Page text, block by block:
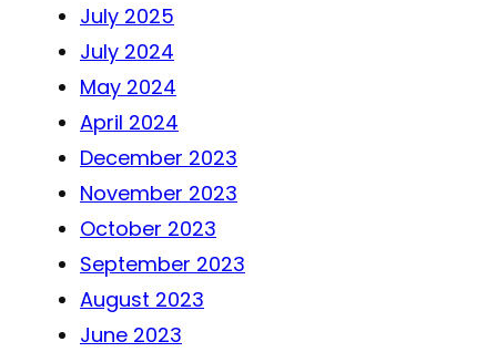
July 2025
July 2024
May 2024
April 2024
December 2023
November 2023
October 2023
September 2023
August 2023
June 2023